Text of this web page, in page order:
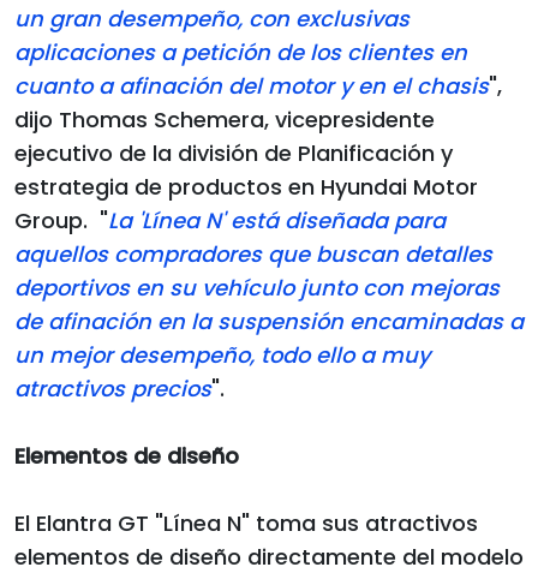
un gran desempeño, con exclusivas
aplicaciones a petición de los clientes en
cuanto a afinación del motor y en el chasis",
dijo Thomas Schemera, vicepresidente
ejecutivo de la división de Planificación y
estrategia de productos en Hyundai Motor
Group. "La 'Línea N' está diseñada para
aquellos compradores que buscan detalles
deportivos en su vehículo junto con mejoras
de afinación en la suspensión encaminadas a
un mejor desempeño, todo ello a muy
atractivos precios".
Elementos de diseño
El Elantra GT "Línea N" toma sus atractivos
elementos de diseño directamente del modelo